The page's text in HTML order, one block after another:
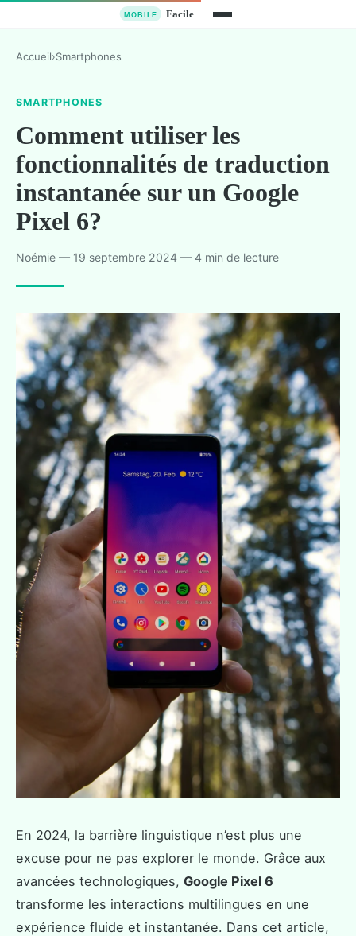
Accueil›Smartphones
SMARTPHONES
Comment utiliser les
fonctionnalités de traduction
instantanée sur un Google
Pixel 6?
Noémie — 19 septembre 2024 — 4 min de lecture
En 2024, la barrière linguistique n’est plus une
excuse pour ne pas explorer le monde. Grâce aux
avancées technologiques, Google Pixel 6
transforme les interactions multilingues en une
expérience fluide et instantanée. Dans cet article,